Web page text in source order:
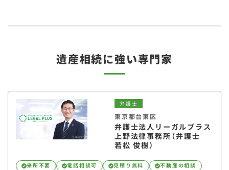
遺産相続に強い専門家
弁護士
東京都台東区
弁護士法人リーガルプラス
上野法律事務所（弁護士
若松 俊樹）
来所不要 電話相談可 見積り無料
不動産の相談